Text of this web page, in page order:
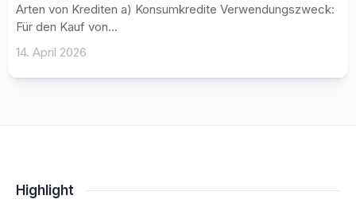
Arten von Krediten a) Konsumkredite Verwendungszweck:
Für den Kauf von...
14. April 2026
Highlight